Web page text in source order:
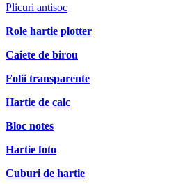
Plicuri antisoc
Role hartie plotter
Caiete de birou
Folii transparente
Hartie de calc
Bloc notes
Hartie foto
Cuburi de hartie